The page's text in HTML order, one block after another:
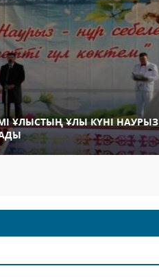
ҰЛЫСТЫҢ ҰЛЫ КҮНІ НАУРЫЗ